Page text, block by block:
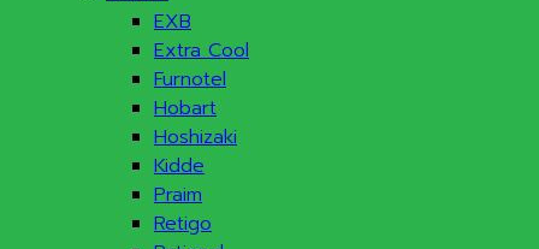
EXB
Extra Cool
Furnotel
Hobart
Hoshizaki
Kidde
Praim
Retigo